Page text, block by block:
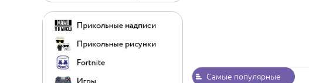
Самые популярные